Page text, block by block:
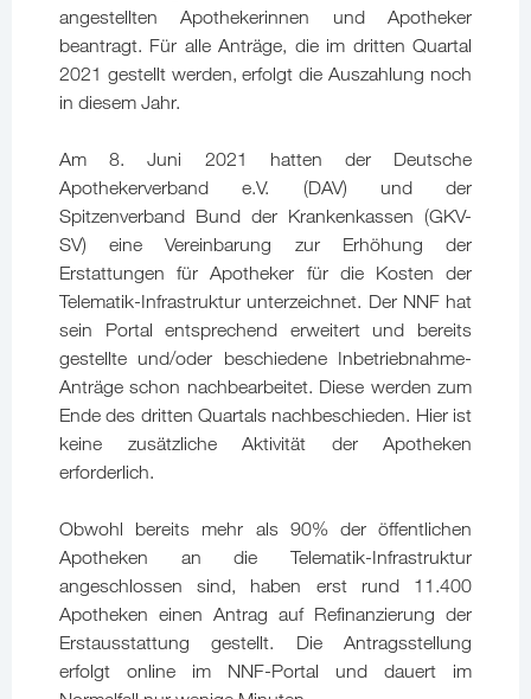
angestellten Apothekerinnen und Apotheker
beantragt. Für alle Anträge, die im dritten Quartal
2021 gestellt werden, erfolgt die Auszahlung noch
in diesem Jahr.
Am 8. Juni 2021 hatten der Deutsche
Apothekerverband e.V. (DAV) und der
Spitzenverband Bund der Krankenkassen (GKV-
SV) eine Vereinbarung zur Erhöhung der
Erstattungen für Apotheker für die Kosten der
Telematik-Infrastruktur unterzeichnet. Der NNF hat
sein Portal entsprechend erweitert und bereits
gestellte und/oder beschiedene Inbetriebnahme-
Anträge schon nachbearbeitet. Diese werden zum
Ende des dritten Quartals nachbeschieden. Hier ist
keine zusätzliche Aktivität der Apotheken
erforderlich.
Obwohl bereits mehr als 90% der öffentlichen
Apotheken an die Telematik-Infrastruktur
angeschlossen sind, haben erst rund 11.400
Apotheken einen Antrag auf Refinanzierung der
Erstausstattung gestellt. Die Antragsstellung
erfolgt online im NNF-Portal und dauert im